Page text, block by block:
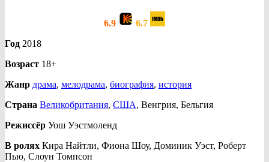
6.9
6.7
Год 2018
Возраст 18+
Жанр драма, мелодрама, биография, история
Страна Великобритания, США, Венгрия, Бельгия
Режиссёр Уош Уэстмоленд
В ролях Кира Найтли, Фиона Шоу, Доминик Уэст, Роберт
Пью, Слоун Томпсон